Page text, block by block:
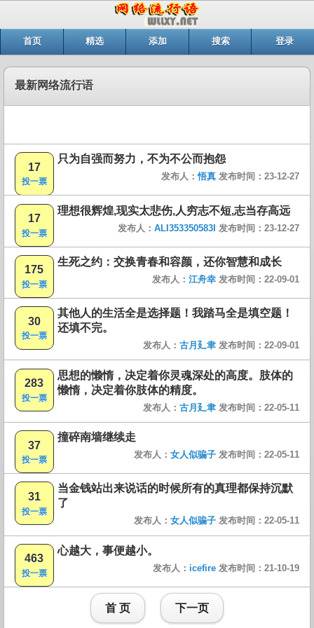
首页 精选 添加 搜索 登录
最新网络流行语
17
投一票
只为自强而努力，不为不公而抱怨
发布人：悟真 发布时间：23-12-27
17
投一票
理想很辉煌,现实太悲伤,人穷志不短,志当存高远
发布人： ALI353350583I 发布时间：23-12-27
175
投一票
生死之约：交换青春和容颜，还你智慧和成长
发布人： 江舟幸 发布时间：22-09-01
30
投一票
其他人的生活全是选择题！我踏马全是填空题！
还填不完。
发布人： 古月廴聿 发布时间：22-09-01
283
投一票
思想的懒惰，决定着你灵魂深处的高度。肢体的
懒惰，决定着你肢体的精度。
发布人： 古月廴聿 发布时间：22-05-11
37
投一票
撞碎南墙继续走
发布人： 女人似骗子 发布时间：22-05-11
31
投一票
当金钱站出来说话的时候所有的真理都保持沉默
了
发布人： 女人似骗子 发布时间：22-05-11
463
投一票
心越大，事便越小。
发布人： icefire 发布时间：21-10-19
首 页 下一页